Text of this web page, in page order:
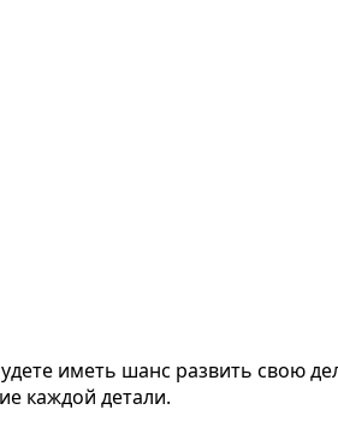
иметь шанс развить свою
каждой детали.